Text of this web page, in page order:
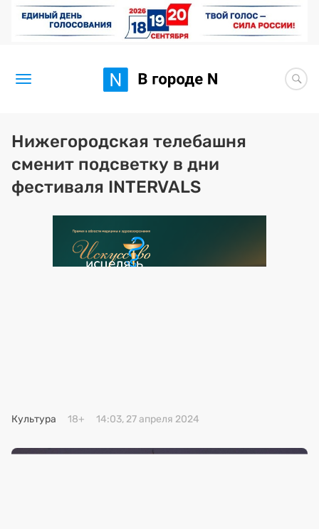
Новости
Статьи
Здоровье
BORЩ
Искусство исцелять
Нижегородская телебашня
сменит подсветку в дни
фестиваля INTERVALS
Культура 18+ 14:03, 27 апреля 2024